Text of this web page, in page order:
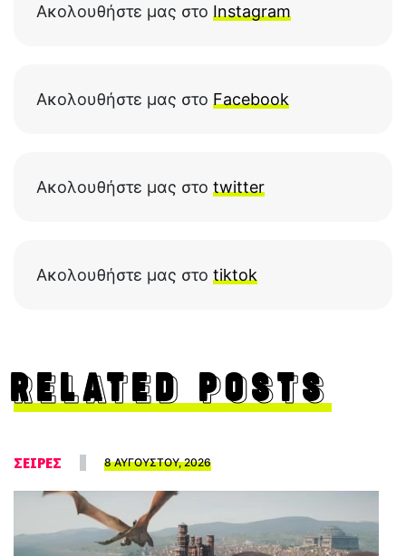
Ακολουθήστε μας στο Instagram
Ακολουθήστε μας στο Facebook
Ακολουθήστε μας στο twitter
Ακολουθήστε μας στο tiktok
RELATED POSTS
ΣΕΙΡΕΣ 8 ΑΥΓΟΥΣΤΟΥ, 2026